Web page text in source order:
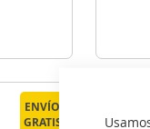
ENVÍO
GRATIS